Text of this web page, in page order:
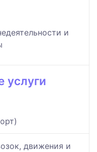
и
услуги
движения и